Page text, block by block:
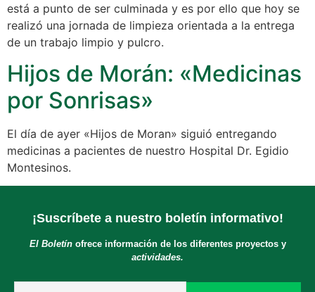
está a punto de ser culminada y es por ello que hoy se
realizó una jornada de limpieza orientada a la entrega
de un trabajo limpio y pulcro.
Hijos de Morán: «Medicinas
por Sonrisas»
El día de ayer «Hijos de Moran» siguió entregando
medicinas a pacientes de nuestro Hospital Dr. Egidio
Montesinos.
¡Suscríbete a nuestro boletín informativo!
El Boletínofrece información de los diferentes proyectos y
actividades.